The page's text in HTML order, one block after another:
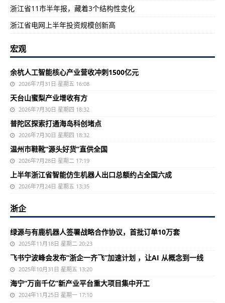
浙江省11市半年报，藏着3个结构性变化
浙江省电网上半年投资规模创新高
宏观
余杭人工智能核心产业营收冲刺1500亿元
2026年7月31日 星期五 16:08
天台山蜜梨产业增收有方
2026年7月30日 星期四 18:32
普陀区探索打通海岛科创堵点
2026年7月30日 星期四 18:32
温州市鞋靴“源头好货”直供全国
2026年7月28日 星期二 17:19
上半年浙江省智能仿生机器人出口总额约占全国六成
2026年7月24日 星期五 13:35
浙企
绿源与有鹿机器人签署战略合作协议，首批订单10万套
2025年11月18日 星期二 20:23
飞书宁波峰会发布“浙企一齐飞”加速计划 ，让AI 从概念到一线
2025年10月31日 星期五 13:20
海宁“万亩千亿”新产业平台重大项目集中开工
2024年11月25日 星期一 17:10